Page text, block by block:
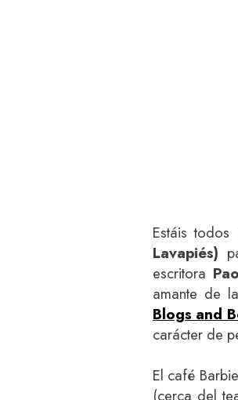
Estáis
Lavapiés)
escritora
amante de
Blogs and
carácter de
El café
(cerca del